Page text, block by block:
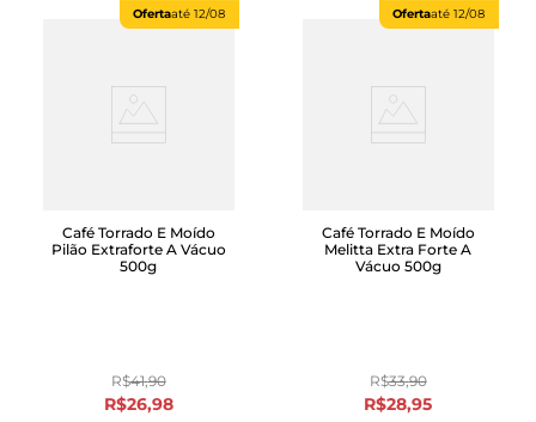
Ofertaaté 12/08
Café Torrado E Moído
Pilão Extraforte A Vácuo
500g
R$41,90
R$26,98
Ofertaaté 12/08
Café Torrado E Moído
Melitta Extra Forte A
Vácuo 500g
R$33,90
R$28,95